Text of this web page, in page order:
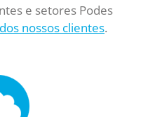
e setores Podes
nossos clientes.